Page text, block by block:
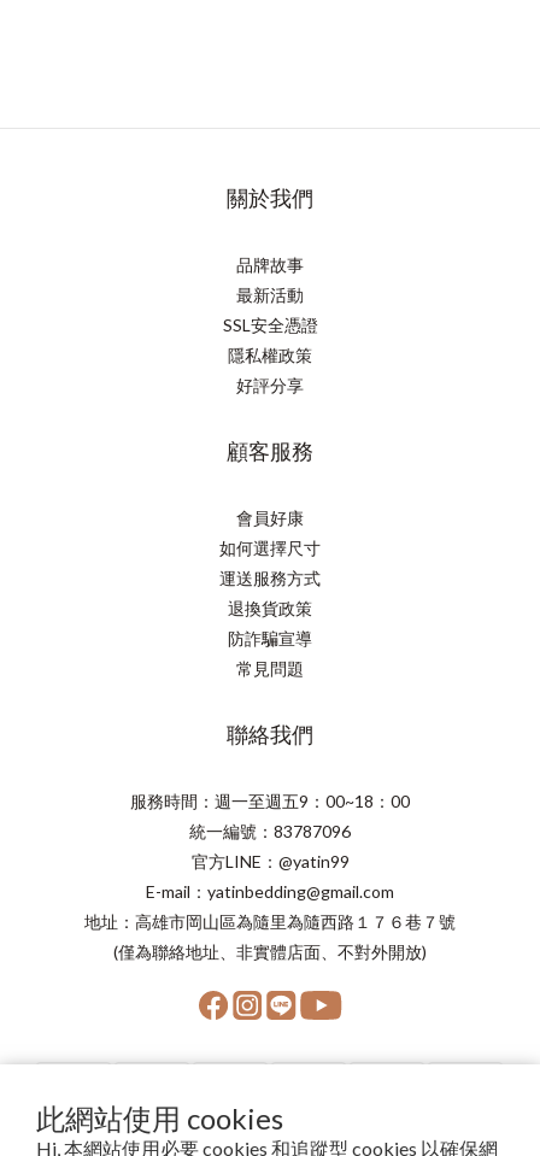
此網站使用 cookies
Hi, 本網站使用必要 cookies 和追蹤型 cookies 以確保網
關於我們
品牌故事
最新活動
SSL安全憑證
隱私權政策
好評分享
顧客服務
會員好康
如何選擇尺寸
運送服務方式
退換貨政策
防詐騙宣導
常見問題
聯絡我們
服務時間：週一至週五9：00~18：00
統一編號：83787096
官方LINE：@yatin99
E-mail：yatinbedding@gmail.com
地址：高雄市岡山區為隨里為隨西路１７６巷７號
(僅為聯絡地址、非實體店面、不對外開放)